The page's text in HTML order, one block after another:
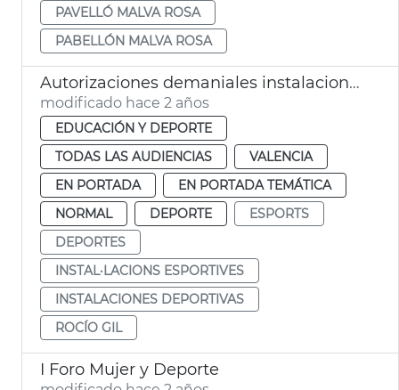
PAVELLÓ MALVA ROSA
PABELLÓN MALVA ROSA
Autorizaciones demaniales instalaciones deportivas
modificado hace 2 años
EDUCACIÓN Y DEPORTE
TODAS LAS AUDIENCIAS
VALENCIA
EN PORTADA
EN PORTADA TEMÁTICA
NORMAL
DEPORTE
ESPORTS
DEPORTES
INSTAL·LACIONS ESPORTIVES
INSTALACIONES DEPORTIVAS
ROCÍO GIL
I Foro Mujer y Deporte